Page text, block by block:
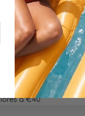
Plan de
en casa
en todos los pedidos
a €40